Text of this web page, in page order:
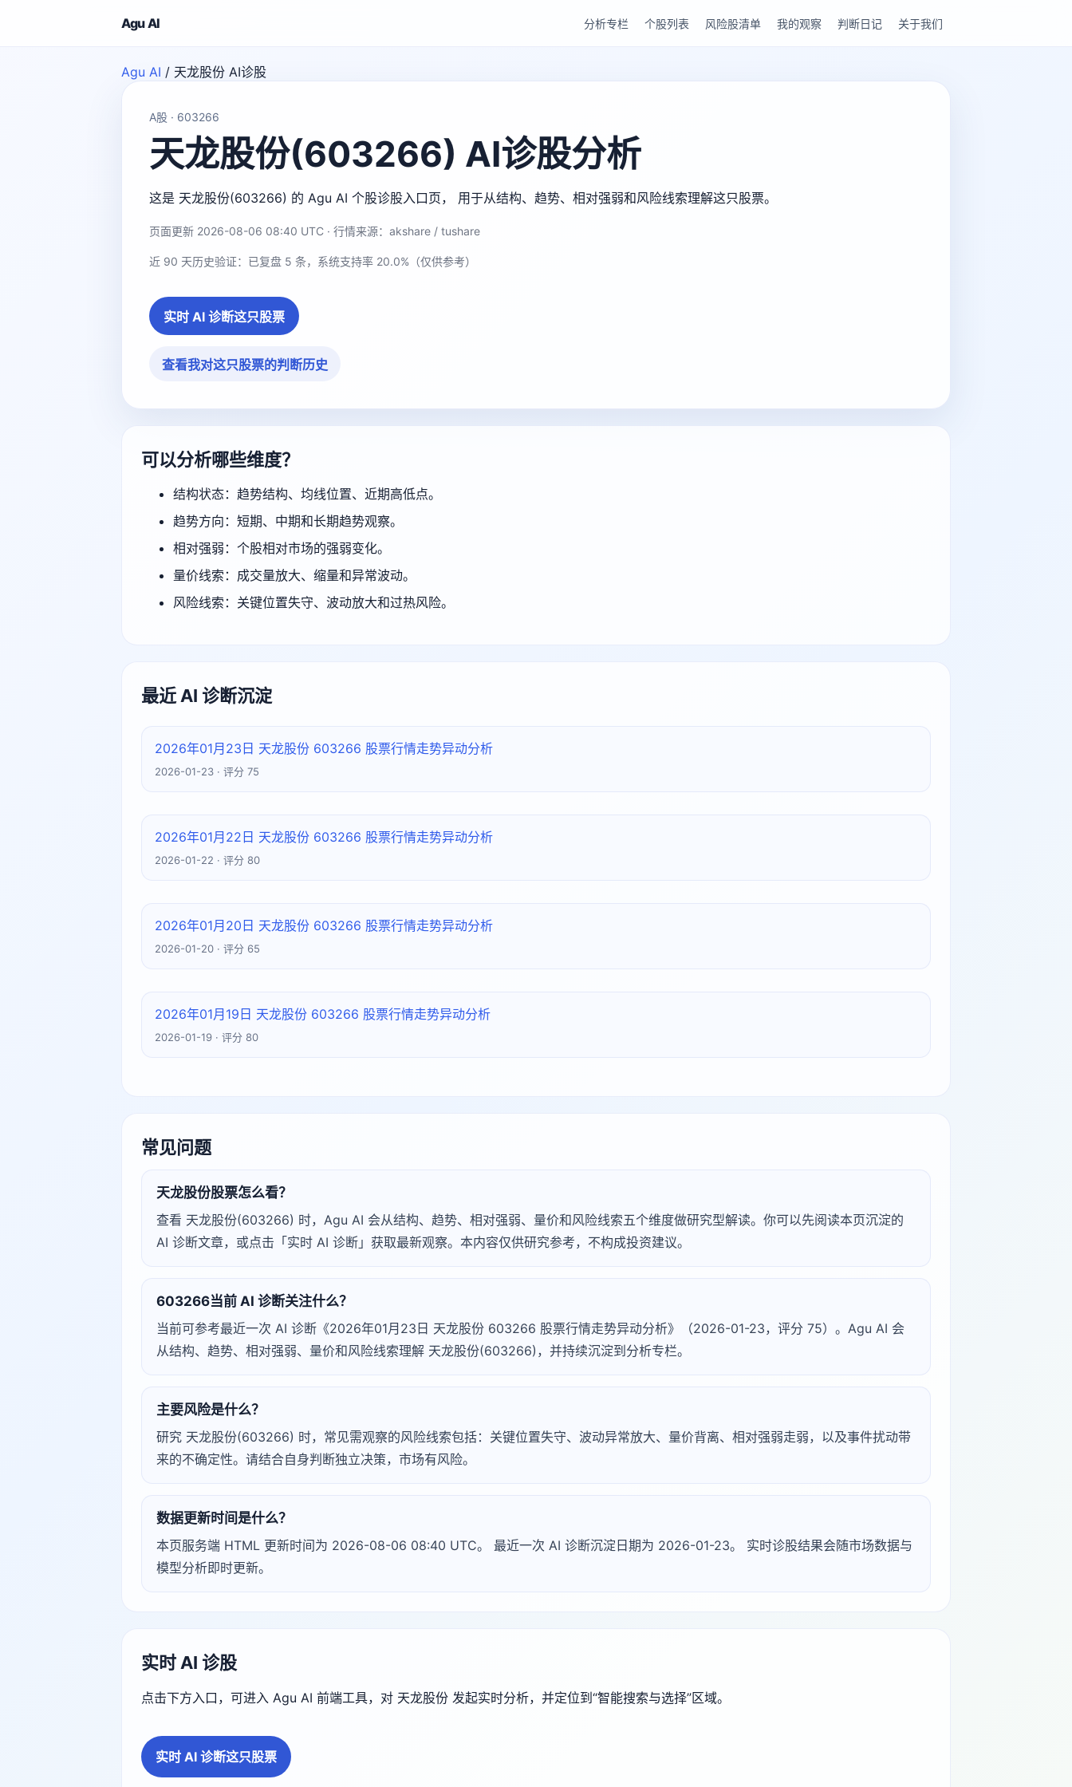
Agu AI 分析专栏 个股列表 风险股清单 我的观察 判断日记 关于我们
Agu AI / 天龙股份 AI诊股
A股 · 603266
天龙股份(603266) AI诊股分析
这是 天龙股份(603266) 的 Agu AI 个股诊股入口页， 用于从结构、趋势、相对强弱和风险线索理解这只股票。
页面更新 2026-08-06 08:40 UTC · 行情来源：akshare / tushare
近 90 天历史验证：已复盘 5 条，系统支持率 20.0%（仅供参考）
实时 AI 诊断这只股票
查看我对这只股票的判断历史
可以分析哪些维度？
结构状态：趋势结构、均线位置、近期高低点。
趋势方向：短期、中期和长期趋势观察。
相对强弱：个股相对市场的强弱变化。
量价线索：成交量放大、缩量和异常波动。
风险线索：关键位置失守、波动放大和过热风险。
最近 AI 诊断沉淀
2026年01月23日 天龙股份 603266 股票行情走势异动分析
2026-01-23 · 评分 75
2026年01月22日 天龙股份 603266 股票行情走势异动分析
2026-01-22 · 评分 80
2026年01月20日 天龙股份 603266 股票行情走势异动分析
2026-01-20 · 评分 65
2026年01月19日 天龙股份 603266 股票行情走势异动分析
2026-01-19 · 评分 80
常见问题
天龙股份股票怎么看？
查看 天龙股份(603266) 时，Agu AI 会从结构、趋势、相对强弱、量价和风险线索五个维度做研究型解读。你可以先阅读本页沉淀的
AI 诊断文章，或点击「实时 AI 诊断」获取最新观察。本内容仅供研究参考，不构成投资建议。
603266当前 AI 诊断关注什么？
当前可参考最近一次 AI 诊断《2026年01月23日 天龙股份 603266 股票行情走势异动分析》（2026-01-23，评分 75）。Agu AI 会
从结构、趋势、相对强弱、量价和风险线索理解 天龙股份(603266)，并持续沉淀到分析专栏。
主要风险是什么？
研究 天龙股份(603266) 时，常见需观察的风险线索包括：关键位置失守、波动异常放大、量价背离、相对强弱走弱，以及事件扰动带
来的不确定性。请结合自身判断独立决策，市场有风险。
数据更新时间是什么？
本页服务端 HTML 更新时间为 2026-08-06 08:40 UTC。 最近一次 AI 诊断沉淀日期为 2026-01-23。 实时诊股结果会随市场数据与
模型分析即时更新。
实时 AI 诊股
点击下方入口，可进入 Agu AI 前端工具，对 天龙股份 发起实时分析，并定位到“智能搜索与选择”区域。
实时 AI 诊断这只股票